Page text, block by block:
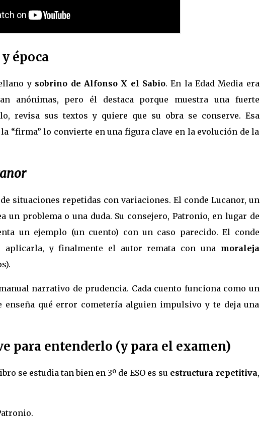
época
y sobrino de Alfonso X el Sabio. En la Edad Media era
anónimas, pero él destaca porque muestra una fuerte
revisa sus textos y quiere que su obra se conserve. Esa
“firma” lo convierte en una figura clave en la evolución de la
situaciones repetidas con variaciones. El conde Lucanor, un
un problema o una duda. Su consejero, Patronio, en lugar de
un ejemplo (un cuento) con un caso parecido. El conde
aplicarla, y finalmente el autor remata con una moraleja
narrativo de prudencia. Cada cuento funciona como un
enseña qué error cometería alguien impulsivo y te deja una
para entenderlo (y para el examen)
se estudia tan bien en 3º de ESO es su estructura repetitiva,